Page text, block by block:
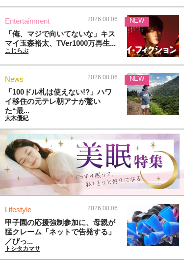
Entertainment 2026.08.06
「俺、マジで向いてないな」キス
マイ玉森裕太、TVer1000万再生...
こじらぶ
NEW
News 2026.08.06
「100ドル札は使えない!?」ハワ
イ移住の元テレ朝アナが驚い
た“最...
大木優紀
NEW
Lifestyle 2026.08.06
甲子園の応援強制参加に、母親が
猛クレーム「ネットで告発する」
／びっ...
トシタカマサ